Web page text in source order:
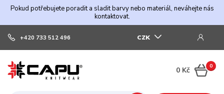
Pokud potřebujete poradit a sladit barvy nebo materiál, neváhejte nás
kontaktovat.
CZK
+420 733 512 496
0
0 Kč